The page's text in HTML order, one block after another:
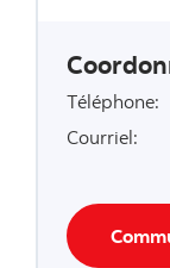
Téléphone:
Courriel: